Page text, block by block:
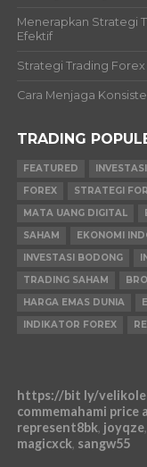
Menerapkan Strategi
Efektif
Strategi Trading
Cara Menjaga
TRADING
FEATURED INVESTASI
FOREX
STRATEGI
MATA UANG DIGITAL
SAHAM
EKONOMI
INVESTASI BODONG
TRADING SAHAM
HARGA EMAS DUNIA
INDIKATOR FOREX
https://bit ly/
commemahami price
represent8bk, joyqze,
magicxck, sangw55